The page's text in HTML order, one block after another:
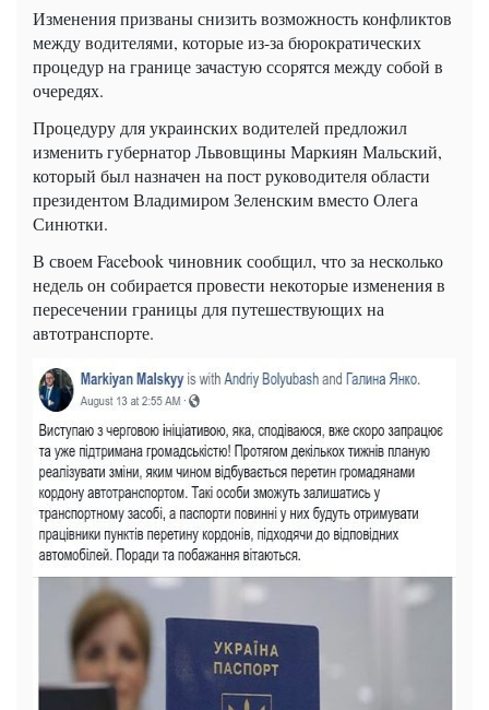
Изменения призваны снизить возможность конфликтов
между водителями, которые из-за бюрократических
процедур на границе зачастую ссорятся между собой в
очередях.
Процедуру для украинских водителей предложил
изменить губернатор Львовщины Маркиян Мальский,
который был назначен на пост руководителя области
президентом Владимиром Зеленским вместо Олега
Синютки.
В своем Facebook чиновник сообщил, что за несколько
недель он собирается провести некоторые изменения в
пересечении границы для путешествующих на
автотранспорте.